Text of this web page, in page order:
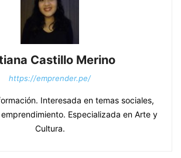
Castillo Merino
https://emprender.pe/
Interesada en temas sociales,
Especializada en Arte y
Cultura.